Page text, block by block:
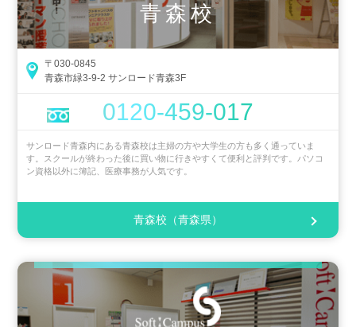
青森校
〒030-0845
青森市緑3-9-2 サンロード青森3F
0120-459-017
サンロード青森内にある青森校は主婦の方や大学生の方も多く通っていま
す。スクールが終わった後に買い物に行きやすくて便利と評判です。パソコ
ン資格以外に簿記、医療事務が人気です。
青森校（青森県）